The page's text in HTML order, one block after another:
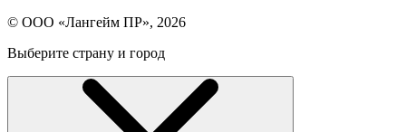
© ООО «Лангейм ПР», 2026
Выберите страну и город